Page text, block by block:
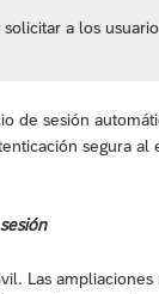
a los
de sesión
segura al
Las